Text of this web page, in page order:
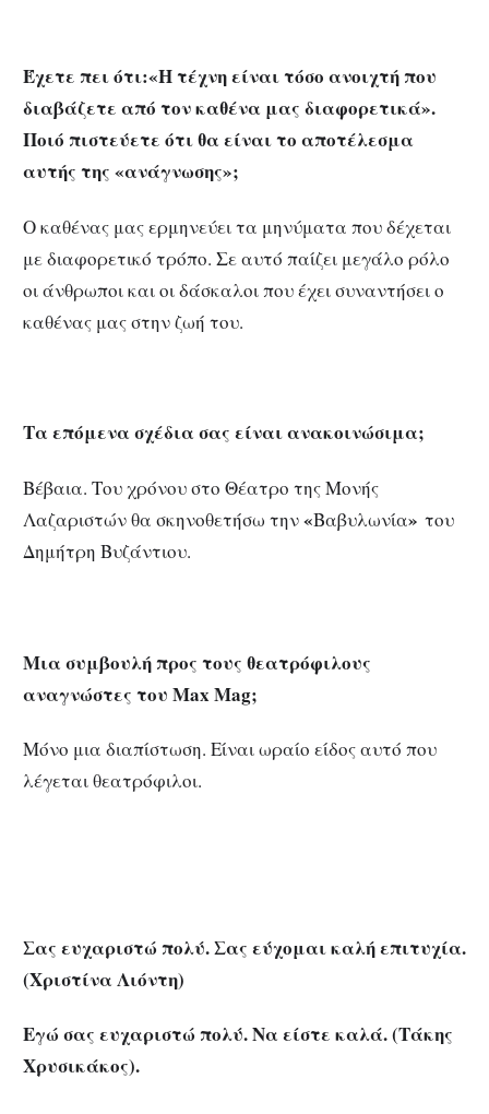
Έχετε πει ότι:«Η τέχνη είναι τόσο ανοιχτή που
διαβάζετε από τον καθένα μας διαφορετικά».
Ποιό πιστεύετε ότι θα είναι το αποτέλεσμα
αυτής της «ανάγνωσης»;
Ο καθένας μας ερμηνεύει τα μηνύματα που δέχεται
με διαφορετικό τρόπο. Σε αυτό παίζει μεγάλο ρόλο
οι άνθρωποι και οι δάσκαλοι που έχει συναντήσει ο
καθένας μας στην ζωή του.
Τα επόμενα σχέδια σας είναι ανακοινώσιμα;
Βέβαια. Του χρόνου στο Θέατρο της Μονής
Λαζαριστών θα σκηνοθετήσω την«Βαβυλωνία» του
Δημήτρη Βυζάντιου.
Μια συμβουλή προς τους θεατρόφιλους
αναγνώστες του Max Mag;
Μόνο μια διαπίστωση. Είναι ωραίο είδος αυτό που
λέγεται θεατρόφιλοι.
Σας ευχαριστώ πολύ. Σας εύχομαι καλή επιτυχία.
(Χριστίνα Λιόντη)
Εγώ σας ευχαριστώ πολύ. Να είστε καλά. (Τάκης
Χρυσικάκος).